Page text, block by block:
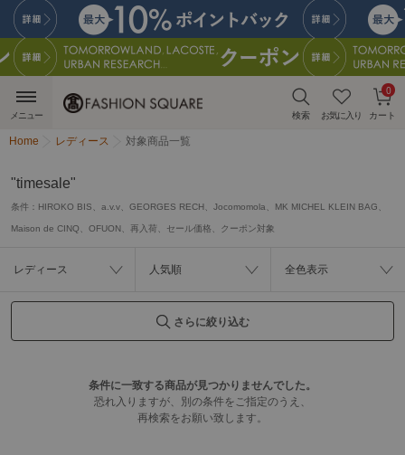
検索 お気に入り カート
0
メニュー
Home レディース 対象商品一覧
"timesale"
条件： HIROKO BIS、a.v.v、GEORGES RECH、Jocomomola、MK MICHEL KLEIN BAG、
Maison de CINQ、OFUON、再入荷、セール価格、クーポン対象
レディース 人気順 全色表示
さらに絞り込む
条件に一致する商品が見つかりませんでした。
恐れ入りますが、別の条件をご指定のうえ、
再検索をお願い致します。